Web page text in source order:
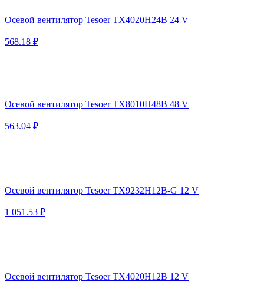
Осевой вентилятор Tesoer TX4020H24B 24 V
568.18 ₽
Осевой вентилятор Tesoer TX8010H48B 48 V
563.04 ₽
Осевой вентилятор Tesoer TX9232H12B-G 12 V
1 051.53 ₽
Осевой вентилятор Tesoer TX4020H12B 12 V